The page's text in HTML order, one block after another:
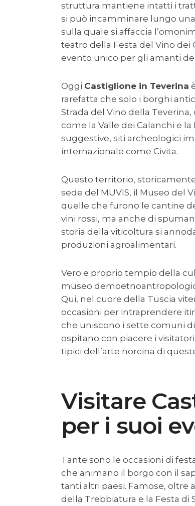
struttura mantiene intatti i
si può incamminare lungo una
sulla quale si affaccia
teatro della Festa del Vino dei
evento unico per gli amanti
Oggi Castiglione in Teverina
rarefatta che solo i borghi
Strada del Vino della
come la Valle dei Calanchi e
suggestive, siti archeologici
internazionale come Civita.
Questo territorio,
sede del MUVIS, il Museo del
quelle che furono le cantine
vini rossi, ma anche di
storia della viticoltura si
produzioni agroalimentari.
Vero e proprio tempio della
museo
Qui, nel cuore della Tuscia
occasioni per intraprendere
che uniscono i sette comuni
ospitano con piacere i
tipici dell’arte norcina di
Visitare
per i suoi
Tante sono le occasioni di
che animano il borgo con il
tanti altri paesi. Famose, oltre
della Trebbiatura e la Festa di